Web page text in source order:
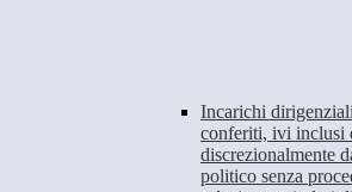
Incarichi
conferiti, ivi inclusi
discrezionalmente
politico senza